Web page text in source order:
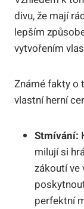
divu, že mají
lepším
vytvořením
Známé fakty o
vlastní herní
Stmívání:
milují si
zákoutí ve
perfektní